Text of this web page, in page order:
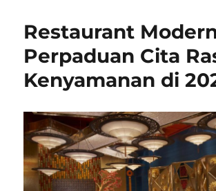
Haven:
Menu
Restaurant
Perpaduan Cita
Kenyamanan di